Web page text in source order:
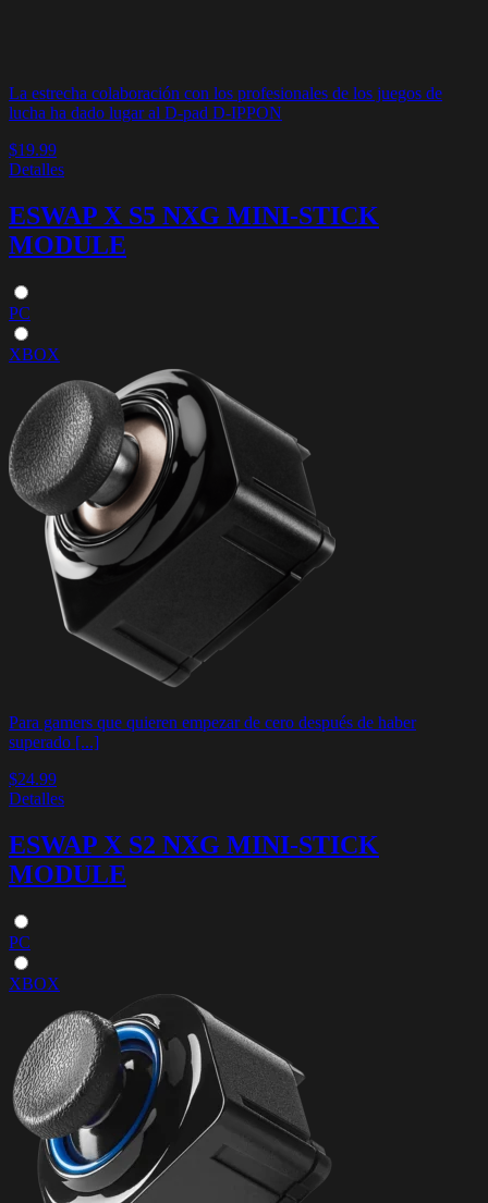
La estrecha colaboración con los profesionales de los juegos de
lucha ha dado lugar al D-pad D-IPPON
$19.99
Detalles
ESWAP X S5 NXG MINI-STICK
MODULE
PC
XBOX
Para gamers que quieren empezar de cero después de haber
superado [...]
$24.99
Detalles
ESWAP X S2 NXG MINI-STICK
MODULE
PC
XBOX